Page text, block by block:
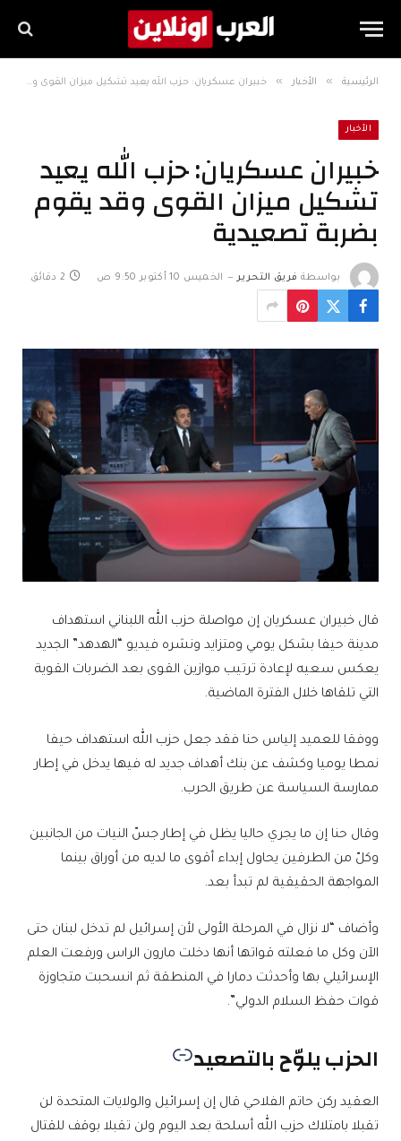
الرئيسية » الأخبار » خبيران عسكريان: حزب الله يعيد تشكيل ميزان القوى وقد يقوم بضربة تصعيدية
الأخبار
خبيران عسكريان: حزب الله يعيد
تشكيل ميزان القوى وقد يقوم
بضربة تصعيدية
بواسطة فريق التحرير الخميس 10 أكتوبر 9:50 ص 2 دقائق
قال خبيران عسكريان إن مواصلة حزب الله اللبناني استهداف
مدينة حيفا بشكل يومي ومتزايد ونشره فيديو “الهدهد” الجديد
يعكس سعيه لإعادة ترتيب موازين القوى بعد الضربات القوية
التي تلقاها خلال الفترة الماضية.
ووفقا للعميد إلياس حنا فقد جعل حزب الله استهداف حيفا
نمطا يوميا وكشف عن بنك أهداف جديد له فيها يدخل في إطار
ممارسة السياسة عن طريق الحرب.
وقال حنا إن ما يجري حاليا يظل في إطار جسّ النيات من الجانبين
وكلّ من الطرفين يحاول إبداء أقوى ما لديه من أوراق بينما
المواجهة الحقيقية لم تبدأ بعد.
وأضاف “لا نزال في المرحلة الأولى لأن إسرائيل لم تدخل لبنان حتى
الآن وكل ما فعلته قواتها أنها دخلت مارون الراس ورفعت العلم
الإسرائيلي بها وأحدثت دمارا في المنطقة ثم انسحبت متجاوزة
قوات حفظ السلام الدولي”.
الحزب يلوّح بالتصعيد
العقيد ركن حاتم الفلاحي قال إن إسرائيل والولايات المتحدة لن
تقبلا بامتلاك حزب الله أسلحة بعد اليوم ولن تقبلا بوقف للقتال